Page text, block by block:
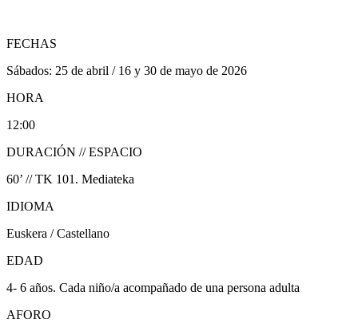
FECHAS
Sábados: 25 de abril / 16 y 30 de mayo de 2026
HORA
12:00
DURACIÓN // ESPACIO
60’ // TK 101. Mediateka
IDIOMA
Euskera / Castellano
EDAD
4- 6 años. Cada niño/a acompañado de una persona adulta
AFORO